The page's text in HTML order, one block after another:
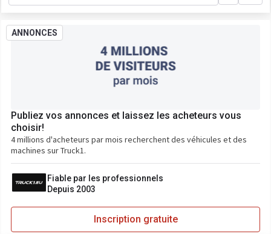
ANNONCES
Publiez vos annonces et laissez les acheteurs vous
choisir!
4 millions d'acheteurs par mois recherchent des véhicules et des
machines sur Truck1.
Fiable par les professionnels
Depuis 2003
Inscription gratuite